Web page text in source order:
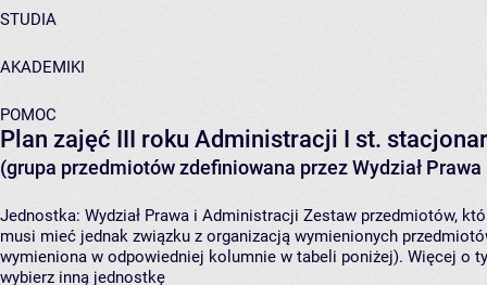
STUDIA
AKADEMIKI
POMOC
Plan zajęć III roku Administracji I st.
(grupa przedmiotów zdefiniowana przez Wydział
Jednostka: Wydział Prawa i Administracji Zestaw przedmiotów,
musi mieć jednak związku z organizacją wymienionych
wymieniona w odpowiedniej kolumnie w tabeli poniżej). Więcej o
wybierz inną jednostkę